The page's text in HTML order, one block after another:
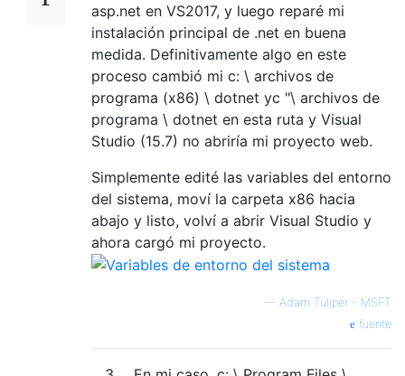
asp.net en VS2017, y luego reparé mi
instalación principal de .net en buena
medida. Definitivamente algo en este
proceso cambió mi c: \ archivos de
programa (x86) \ dotnet yc "\ archivos de
programa \ dotnet en esta ruta y Visual
Studio (15.7) no abriría mi proyecto web.
Simplemente edité las variables del entorno
del sistema, moví la carpeta x86 hacia
abajo y listo, volví a abrir Visual Studio y
ahora cargó mi proyecto.
— Adam Tuliper - MSFT
fuente